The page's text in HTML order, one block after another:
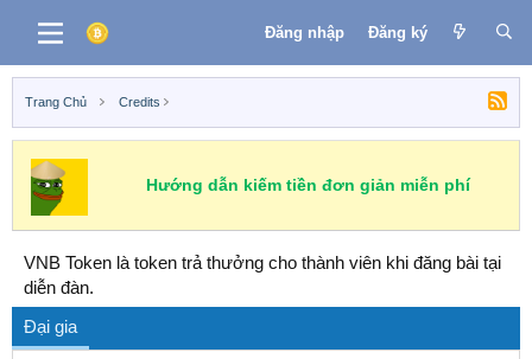
Đăng nhập Đăng ký
Trang Chủ Credits
Hướng dẫn kiếm tiền đơn giản miễn phí
VNB Token là token trả thưởng cho thành viên khi đăng bài tại
diễn đàn.
Đại gia